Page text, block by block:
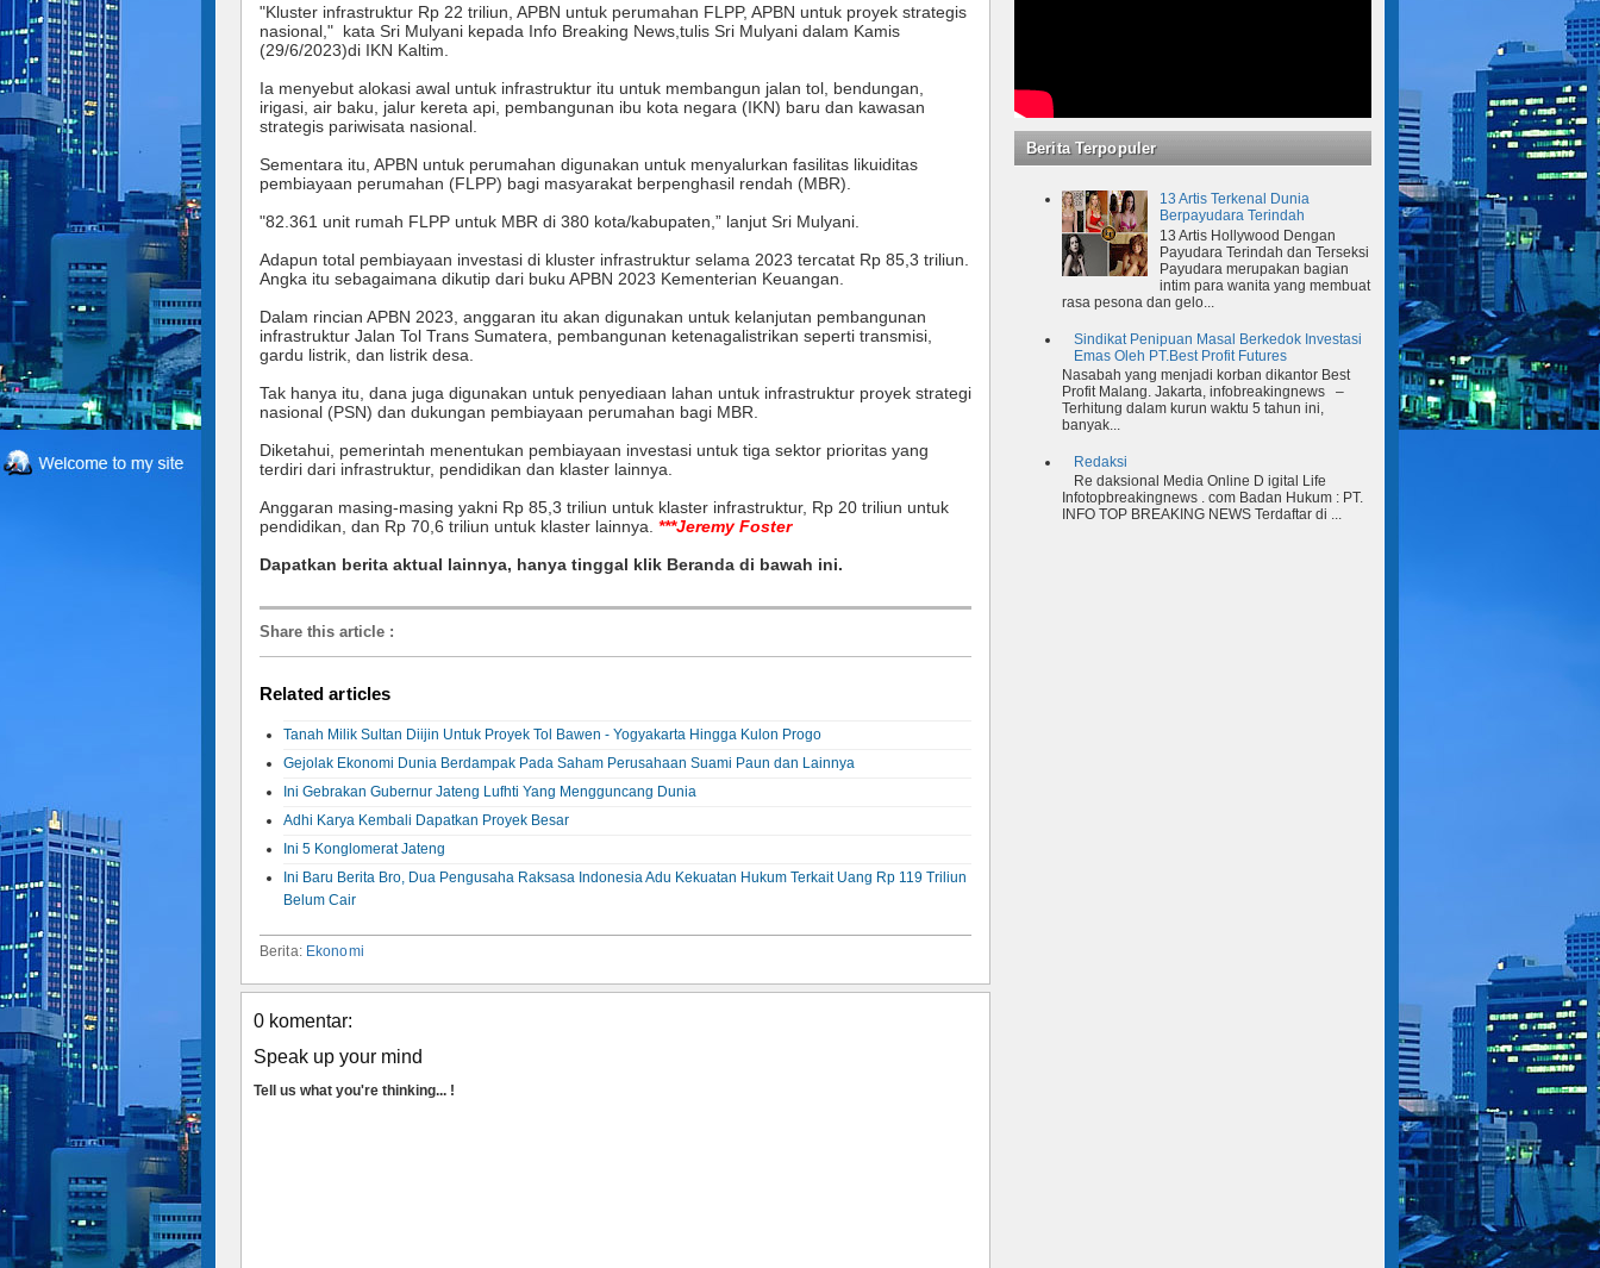
"Kluster infrastruktur Rp 22 triliun, APBN untuk perumahan FLPP, APBN untuk proyek strategis
nasional," kata Sri Mulyani kepada Info Breaking News,tulis Sri Mulyani dalam Kamis
(29/6/2023)di IKN Kaltim.
Ia menyebut alokasi awal untuk infrastruktur itu untuk membangun jalan tol, bendungan,
irigasi, air baku, jalur kereta api, pembangunan ibu kota negara (IKN) baru dan kawasan
strategis pariwisata nasional.
Sementara itu, APBN untuk perumahan digunakan untuk menyalurkan fasilitas likuiditas
pembiayaan perumahan (FLPP) bagi masyarakat berpenghasil rendah (MBR).
"82.361 unit rumah FLPP untuk MBR di 380 kota/kabupaten,” lanjut Sri Mulyani.
Adapun total pembiayaan investasi di kluster infrastruktur selama 2023 tercatat Rp 85,3 triliun.
Angka itu sebagaimana dikutip dari buku APBN 2023 Kementerian Keuangan.
Dalam rincian APBN 2023, anggaran itu akan digunakan untuk kelanjutan pembangunan
infrastruktur Jalan Tol Trans Sumatera, pembangunan ketenagalistrikan seperti transmisi,
gardu listrik, dan listrik desa.
Tak hanya itu, dana juga digunakan untuk penyediaan lahan untuk infrastruktur proyek strategi
nasional (PSN) dan dukungan pembiayaan perumahan bagi MBR.
Diketahui, pemerintah menentukan pembiayaan investasi untuk tiga sektor prioritas yang
terdiri dari infrastruktur, pendidikan dan klaster lainnya.
Anggaran masing-masing yakni Rp 85,3 triliun untuk klaster infrastruktur, Rp 20 triliun untuk
pendidikan, dan Rp 70,6 triliun untuk klaster lainnya. ***Jeremy Foster
Dapatkan berita aktual lainnya, hanya tinggal klik Beranda di bawah ini.
Share this article :
Related articles
Tanah Milik Sultan Diijin Untuk Proyek Tol Bawen - Yogyakarta Hingga Kulon Progo
Gejolak Ekonomi Dunia Berdampak Pada Saham Perusahaan Suami Paun dan Lainnya
Ini Gebrakan Gubernur Jateng Lufhti Yang Mengguncang Dunia
Adhi Karya Kembali Dapatkan Proyek Besar
Ini 5 Konglomerat Jateng
Ini Baru Berita Bro, Dua Pengusaha Raksasa Indonesia Adu Kekuatan Hukum Terkait Uang Rp 119 Triliun
Belum Cair
Berita: Ekonomi
0 komentar:
Speak up your mind
Tell us what you're thinking... !
Berita Terpopuler
13 Artis Terkenal Dunia
Berpayudara Terindah
13 Artis Hollywood Dengan
Payudara Terindah dan Terseksi
Payudara merupakan bagian
intim para wanita yang membuat
rasa pesona dan gelo...
Sindikat Penipuan Masal Berkedok Investasi
Emas Oleh PT.Best Profit Futures
Nasabah yang menjadi korban dikantor Best
Profit Malang. Jakarta, infobreakingnews –
Terhitung dalam kurun waktu 5 tahun ini,
banyak...
Redaksi
Re daksional Media Online D igital Life
Infotopbreakingnews . com Badan Hukum : PT.
INFO TOP BREAKING NEWS Terdaftar di ...